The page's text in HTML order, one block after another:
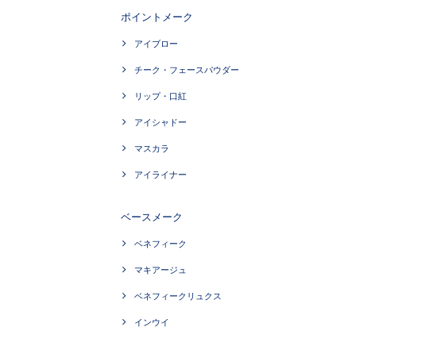
ポイントメーク
アイブロー
チーク・フェースパウダー
リップ・口紅
アイシャドー
マスカラ
アイライナー
ベースメーク
ベネフィーク
マキアージュ
ベネフィークリュクス
インウイ